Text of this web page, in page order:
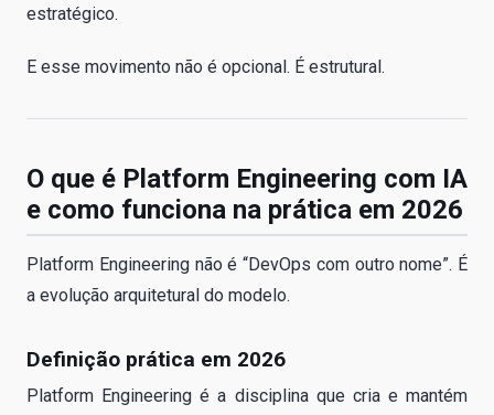
estratégico.
E esse movimento não é opcional. É estrutural.
O que é Platform Engineering com IA
e como funciona na prática em 2026
Platform Engineering não é “DevOps com outro nome”. É
a evolução arquitetural do modelo.
Definição prática em 2026
Platform Engineering é a disciplina que cria e mantém